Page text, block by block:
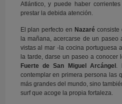
Atlántico, y puede haber
prestar la debida atención.
El plan perfecto en Nazaré consiste
la mañana, acercarse de un
vistas al mar -la cocina portuguesa
la tarde, darse un paseo a conocer
Fuerte de San Miguel Arcángel .
contemplar en primera persona las
más grandes del mundo, sino
surf que acoge la propia fortaleza.